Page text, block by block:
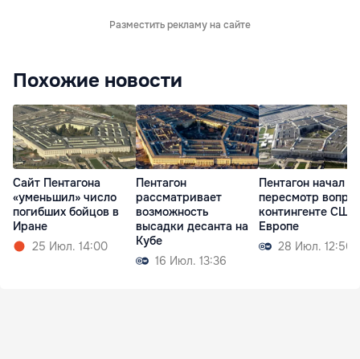
Разместить рекламу на сайте
Похожие новости
Cайт Пентагона
«уменьшил» число
погибших бойцов в
Иране
25 Июл. 14:00
Пентагон
рассматривает
возможность
высадки десанта на
Кубе
16 Июл. 13:36
Пентагон начал
пересмотр
контингенте США
Европе
28 Июл. 12:50